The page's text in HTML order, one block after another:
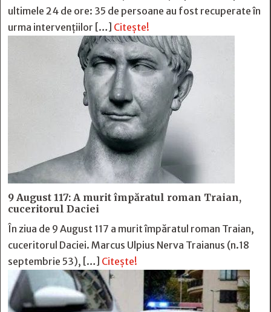
ultimele 24 de ore: 35 de persoane au fost recuperate în
urma intervențiilor […] Citește!
9 August 117: A murit împăratul roman Traian,
cuceritorul Daciei
În ziua de 9 August 117 a murit împăratul roman Traian,
cuceritorul Daciei. Marcus Ulpius Nerva Traianus (n.18
septembrie 53), […] Citește!